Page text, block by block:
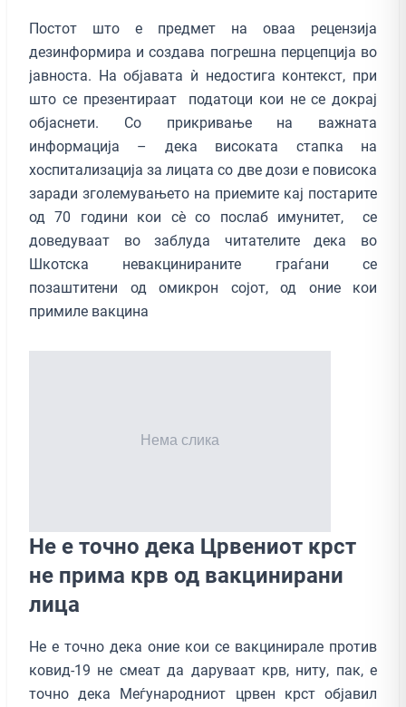
Постот што е предмет на оваа рецензија
дезинформира и создава погрешна перцепција во
јавноста. На објавата ѝ недостига контекст, при
што се презентираат податоци кои не се докрај
објаснети. Со прикривање на важната
информација – дека високата стапка на
хоспитализација за лицата со две дози е повисока
заради зголемувањето на приемите кај постарите
од 70 години кои сè со послаб имунитет, се
доведуваат во заблуда читателите дека во
Шкотска невакцинираните граѓани се
позаштитени од омикрон сојот, од оние кои
примиле вакцина
Не е точно дека Црвениот крст
не прима крв од вакцинирани
лица
Не е точно дека оние кои се вакцинирале против
ковид-19 не смеат да даруваат крв, ниту, пак, е
точно дека Меѓународниот црвен крст објавил